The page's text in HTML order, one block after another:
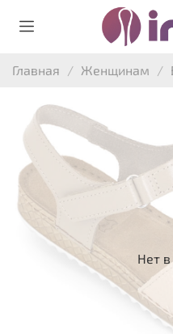
Главная Женщинам
Нет